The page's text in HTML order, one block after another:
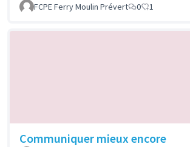
FCPE Ferry Moulin Prévert 0 1
Communiquer mieux encore